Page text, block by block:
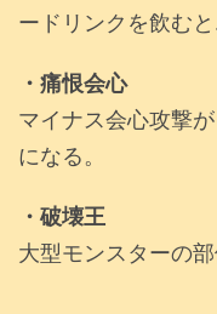
ードリンクを飲む
・痛恨会心
マイナス会心攻撃
になる。
・破壊王
大型モンスターの